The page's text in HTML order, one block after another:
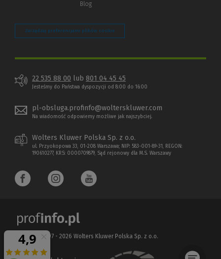
Blog
Zarządzaj preferencjami plików cookie
22 535 88 00 lub 801 04 45 45
Jesteśmy do Państwa dyspozycji od 8:00 do 16:00
pl-obsluga.profinfo@wolterskluwer.com
Na wiadomość odpowiemy możliwe jak najszybciej.
Wolters Kluwer Polska Sp. z o.o.
ul. Przyokopowa 33, 01-208 Warszawa; NIP: 583-001-89-31, REGON:
190610277, KRS: 0000709879, Sąd rejonowy dla M.S. Warszawy
Copyright 1997 - 2026 Wolters Kluwer Polska Sp. z o.o.